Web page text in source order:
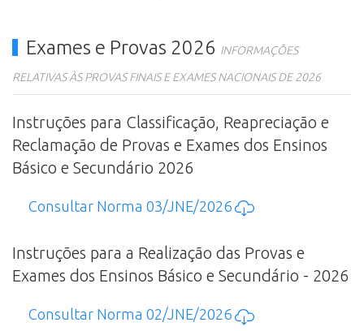
Exames e Provas 2026 INFORMAÇÕES
RELATIVAS ÀS PROVAS FINAIS E EXAMES NACIONAIS DE 2026
Instruções para Classificação, Reapreciação e
Reclamação de Provas e Exames dos Ensinos
Básico e Secundário 2026
Consultar Norma 03/JNE/2026
Instruções para a Realização das Provas e
Exames dos Ensinos Básico e Secundário - 2026
Consultar Norma 02/JNE/2026